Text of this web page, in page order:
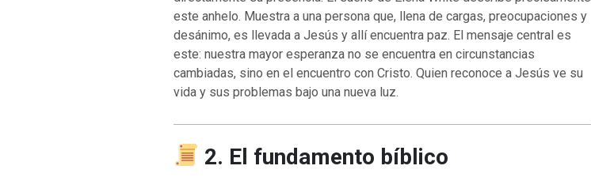
este anhelo. Muestra a una persona que, llena de cargas, preocupaciones y
desánimo, es llevada a Jesús y allí encuentra paz. El mensaje central es
este: nuestra mayor esperanza no se encuentra en circunstancias
cambiadas, sino en el encuentro con Cristo. Quien reconoce a Jesús ve su
vida y sus problemas bajo una nueva luz.
2. El fundamento bíblico